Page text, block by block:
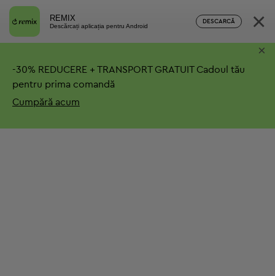
REMIX
Descărcați aplicația pentru Android
DESCARCĂ ×
-30% REDUCERE + TRANSPORT GRATUITCadoul tău
pentru prima comandă
Cumpără acum
×